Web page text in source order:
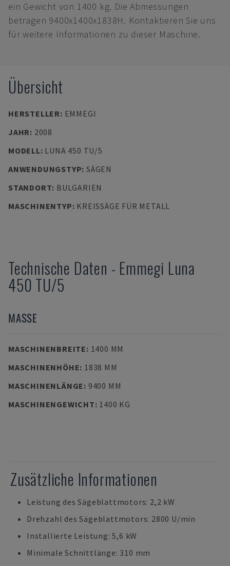
ein Gewicht von 1400 kg. Die Abmessungen
betragen 9400x1400x1838H. Kontaktieren Sie uns
für weitere Informationen zu dieser Maschine.
Übersicht
HERSTELLER: EMMEGI
JAHR: 2008
MODELL: LUNA 450 TU/5
ANWENDUNGSTYP: SÄGEN
STANDORT: BULGARIEN
MASCHINENTYP: KREISSÄGE FÜR METALL
Technische Daten - Emmegi Luna
450 TU/5
MASSE
MASCHINENBREITE: 1400 MM
MASCHINENHÖHE: 1838 MM
MASCHINENLÄNGE: 9400 MM
MASCHINENGEWICHT: 1400 KG
Zusätzliche Informationen
Leistung des Sägeblattmotors: 2,2 kW
Drehzahl des Sägeblattmotors: 2800 U/min
Installierte Leistung: 5,6 kW
Minimale Schnittlänge: 310 mm